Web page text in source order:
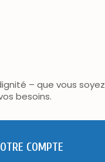
– que vous soyez
besoins.
COMPTE